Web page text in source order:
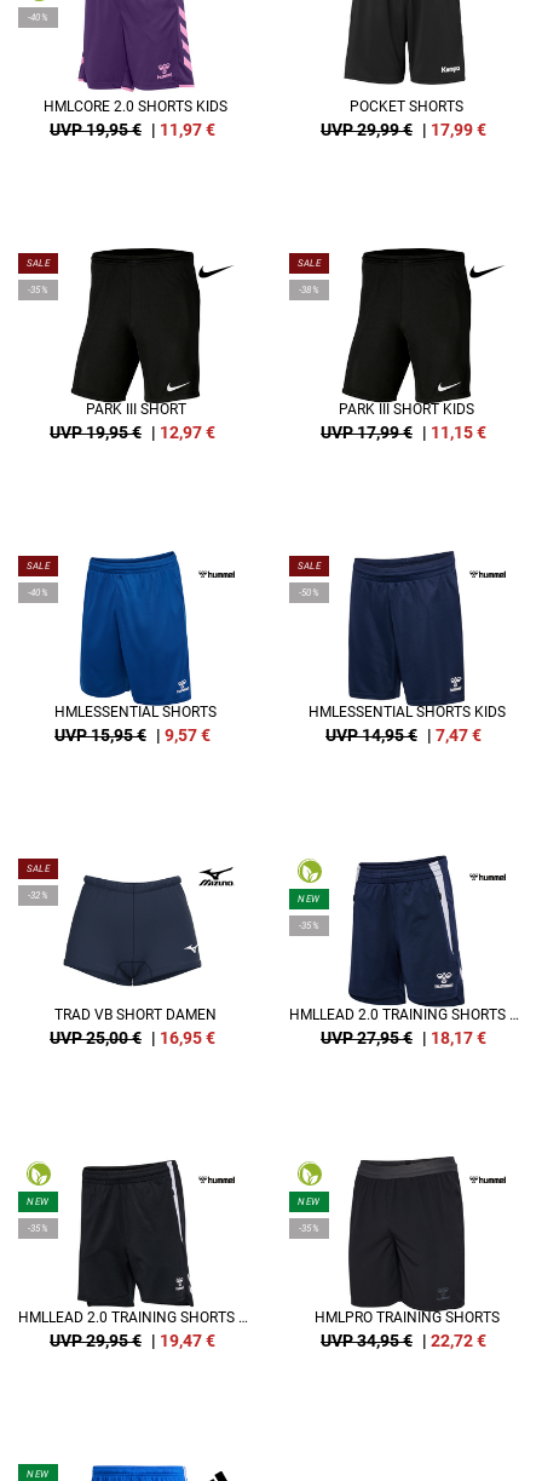
-40%
HMLCORE 2.0 SHORTS KIDS
UVP 19,95 € | 11,97€
POCKET SHORTS
UVP 29,99 € | 17,99€
SALE
-35%
PARK III SHORT
UVP 19,95 € | 12,97€
SALE
-38%
PARK III SHORT KIDS
UVP 17,99 € | 11,15€
SALE
-40%
HMLESSENTIAL SHORTS
UVP 15,95 € | 9,57€
SALE
-50%
HMLESSENTIAL SHORTS KIDS
UVP 14,95 € | 7,47€
SALE
-32%
TRAD VB SHORT DAMEN
UVP 25,00 € | 16,95€
NEW
-35%
HMLLEAD 2.0 TRAINING SHORTS KIDS
UVP 27,95 € | 18,17€
NEW
-35%
HMLLEAD 2.0 TRAINING SHORTS WOMAN
UVP 29,95 € | 19,47€
NEW
-35%
HMLPRO TRAINING SHORTS
UVP 34,95 € | 22,72€
NEW